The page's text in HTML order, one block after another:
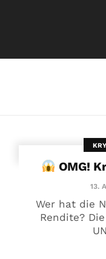
OMG!
13.
Wer hat die
Rendite?